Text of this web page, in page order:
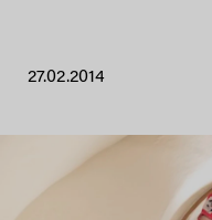
27.02.2014